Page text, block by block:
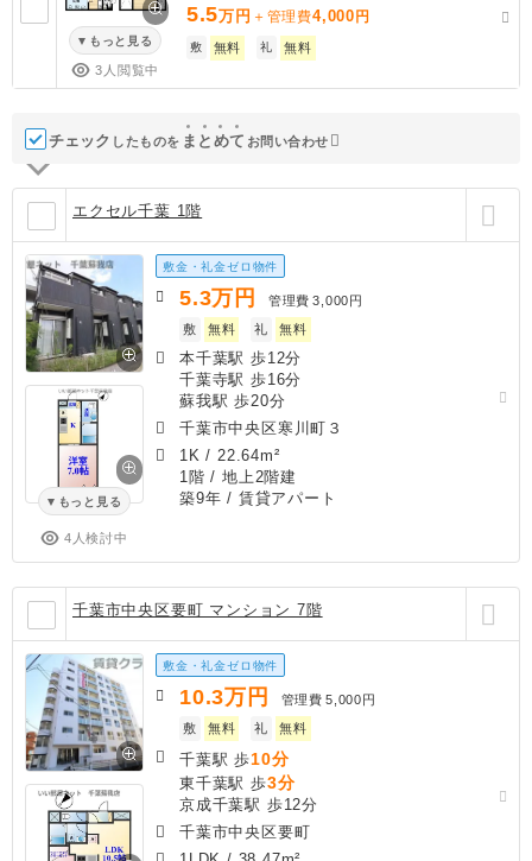
もっと見る
3人閲覧中
5.5万円 ＋管理費4,000 円
敷 無料 礼 無料
チェック したものを ま と めて お問い合わせ
エクセル千葉 1階
もっと見る
4人検討中
敷金・礼金ゼロ物件
5.3万円 管理費 3,000円
敷
無料 礼 無料
本千葉駅 歩12分
千葉寺駅 歩16分
蘇我駅 歩20分
千葉市中央区寒川町３
1K / 22.64m²
1階 / 地上2階建
築9年 / 賃貸アパート
千葉市中央区要町 マンション 7階
敷金・礼金ゼロ物件
10.3万円 管理費 5,000円
敷
無料 礼 無料
千葉駅 歩10分
東千葉駅 歩3分
京成千葉駅 歩12分
千葉市中央区要町